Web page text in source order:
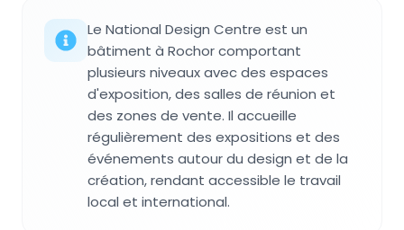
Le National Design Centre est un
bâtiment à Rochor comportant
plusieurs niveaux avec des espaces
d'exposition, des salles de réunion et
des zones de vente. Il accueille
régulièrement des expositions et des
événements autour du design et de la
création, rendant accessible le travail
local et international.